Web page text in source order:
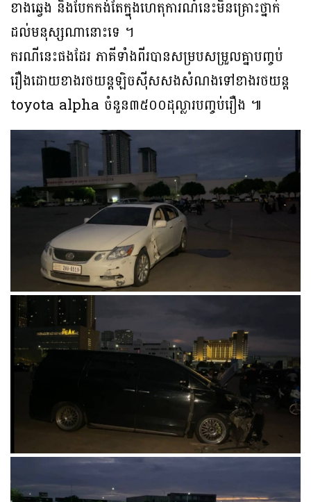
ខាងឆ្វេង និងបែកកង់តែក្នុងហេតុការណ៍នេះមិនគ្រោះថ្នាក់
ដល់មនុស្សណានោះទេ ។
ករណីនេះផងដែរ ភាគីទាំងពីរបានសម្របសម្រួលគ្នាបញ្ចប់
រឿងដោយខាងរថយន្តឡិចស៉ីសសងសំណងទៅខាងរថយន្ត
toyota alpha ចំនួន៣៥០០ដុល្លារបញ្ចប់រឿង ៕